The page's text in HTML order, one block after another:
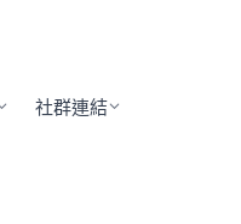
社群連結